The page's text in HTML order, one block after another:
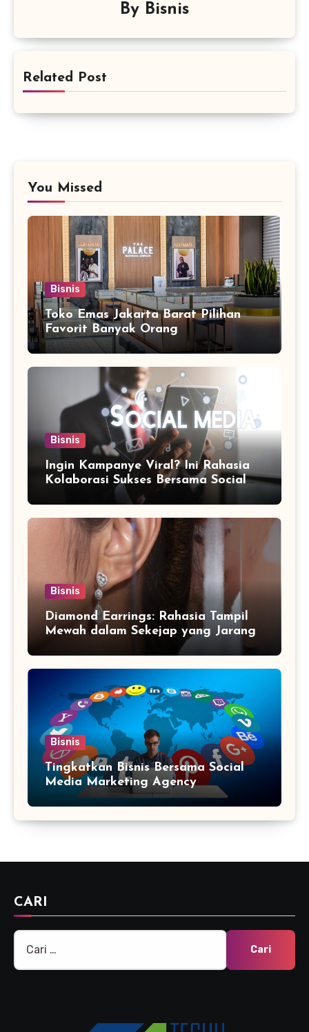
By Bisnis
Related Post
You Missed
Bisnis
Toko Emas Jakarta Barat Pilihan
Favorit Banyak Orang
Bisnis
Ingin Kampanye Viral? Ini Rahasia
Kolaborasi Sukses Bersama Social
Media Marketing Agency
Bisnis
Diamond Earrings: Rahasia Tampil
Mewah dalam Sekejap yang Jarang
Bisnis
Tingkatkan Bisnis Bersama Social
Media Marketing Agency
CARI
Cari